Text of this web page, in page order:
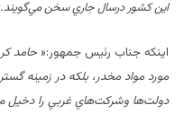
اين كشور درسال جاري سخن
اینکه جناب رئیس جمهور:«حامد
مورد مواد مخدر، بلكه در زمينه
دولت‌ها وشركت‌هاي غربي را دخيل